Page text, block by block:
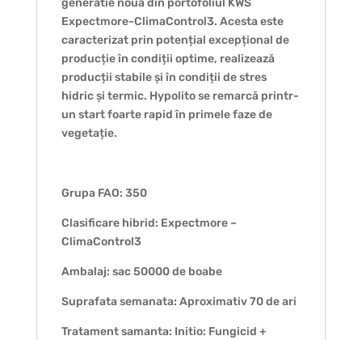
generatie noua din portofoliul KWS
Expectmore-ClimaControl3. Acesta este
caracterizat prin potențial excepțional de
producție în condiții optime, realizează
producții stabile și în condiții de stres
hidric și termic. Hypolito se remarcă printr-
un start foarte rapid în primele faze de
vegetație.
Grupa FAO: 350
Clasificare hibrid: Expectmore –
ClimaControl3
Ambalaj: sac 50000 de boabe
Suprafata semanata: Aproximativ 70 de ari
Tratament samanta: Initio: Fungicid +